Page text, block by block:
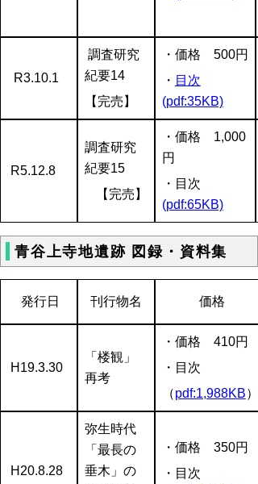
R3.10.1
調査研究
紀要14
【完売】
・価格 500円
・ 目次
(pdf:35KB)
R5.12.8
調査研究
紀要15
【完売】
・価格 1,000
円
・目次
(pdf:65KB)
青谷上寺地遺跡 図録・資料集
発行日 刊行物名 価格
H19.3.30
「楼観」
再考
・価格 410円
・目次
（pdf:1,988KB）
H20.8.28
弥生時代
「最長の
垂木」の
・価格 350円
・目次